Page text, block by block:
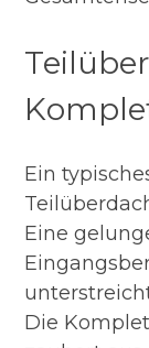
Ein
Eine
Die